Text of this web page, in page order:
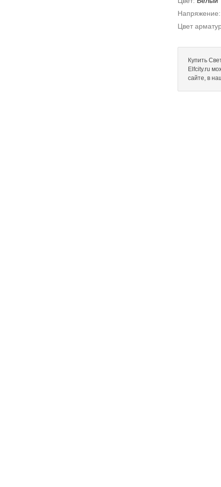
Цвет
Купить
Elfcity.ru
сайте, в